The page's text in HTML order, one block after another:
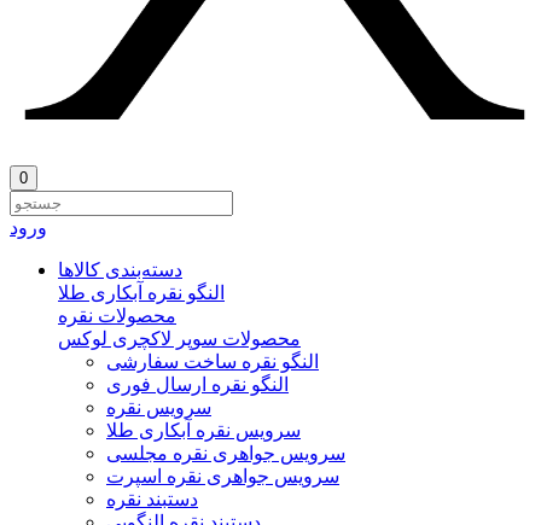
0
ورود
دسته‌بندی‌ کالاها
النگو نقره آبکاری طلا
محصولات نقره
محصولات سوپر لاکچری لوکس
النگو نقره ساخت سفارشی
النگو نقره ارسال فوری
سرویس نقره
سرویس نقره آبکاری طلا
سرویس جواهری نقره مجلسی
سرویس جواهری نقره اسپرت
دستبند نقره